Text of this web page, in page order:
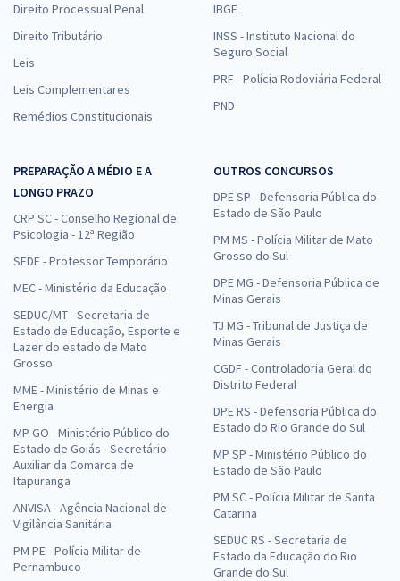
Direito Processual Penal
Direito Tributário
Leis
Leis Complementares
Remédios Constitucionais
IBGE
INSS - Instituto Nacional do
Seguro Social
PRF - Polícia Rodoviária Federal
PND
PREPARAÇÃO A MÉDIO E A
LONGO PRAZO
CRP SC - Conselho Regional de
Psicologia - 12ª Região
SEDF - Professor Temporário
MEC - Ministério da Educação
SEDUC/MT - Secretaria de
Estado de Educação, Esporte e
Lazer do estado de Mato
Grosso
MME - Ministério de Minas e
Energia
MP GO - Ministério Público do
Estado de Goiás - Secretário
Auxiliar da Comarca de
Itapuranga
ANVISA - Agência Nacional de
Vigilância Sanitária
PM PE - Polícia Militar de
Pernambuco
OUTROS CONCURSOS
DPE SP - Defensoria Pública do
Estado de São Paulo
PM MS - Polícia Militar de Mato
Grosso do Sul
DPE MG - Defensoria Pública de
Minas Gerais
TJ MG - Tribunal de Justiça de
Minas Gerais
CGDF - Controladoria Geral do
Distrito Federal
DPE RS - Defensoria Pública do
Estado do Rio Grande do Sul
MP SP - Ministério Público do
Estado de São Paulo
PM SC - Polícia Militar de Santa
Catarina
SEDUC RS - Secretaria de
Estado da Educação do Rio
Grande do Sul